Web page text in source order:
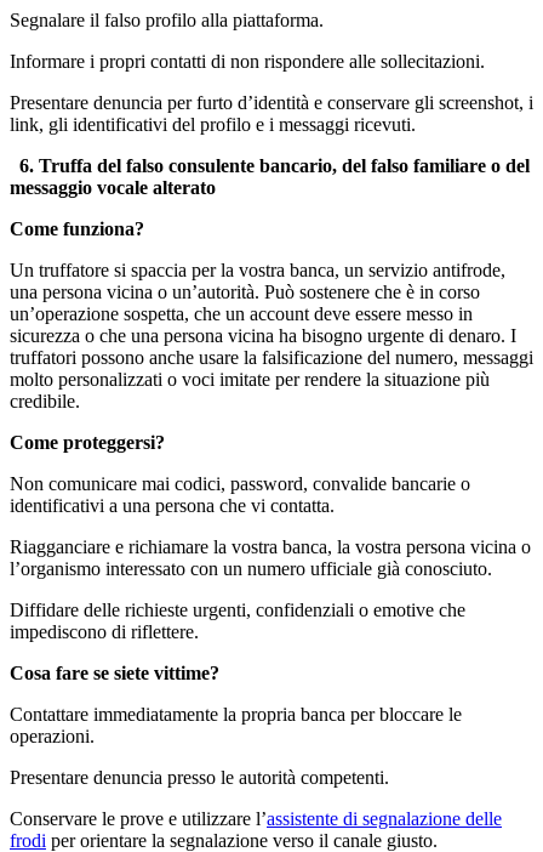
Segnalare il falso profilo alla piattaforma.
Informare i propri contatti di non rispondere alle sollecitazioni.
Presentare denuncia per furto d’identità e conservare gli screenshot, i
link, gli identificativi del profilo e i messaggi ricevuti.
6. Truffa del falso consulente bancario, del falso familiare o del
messaggio vocale alterato
Come funziona?
Un truffatore si spaccia per la vostra banca, un servizio antifrode,
una persona vicina o un’autorità. Può sostenere che è in corso
un’operazione sospetta, che un account deve essere messo in
sicurezza o che una persona vicina ha bisogno urgente di denaro. I
truffatori possono anche usare la falsificazione del numero, messaggi
molto personalizzati o voci imitate per rendere la situazione più
credibile.
Come proteggersi?
Non comunicare mai codici, password, convalide bancarie o
identificativi a una persona che vi contatta.
Riagganciare e richiamare la vostra banca, la vostra persona vicina o
l’organismo interessato con un numero ufficiale già conosciuto.
Diffidare delle richieste urgenti, confidenziali o emotive che
impediscono di riflettere.
Cosa fare se siete vittime?
Contattare immediatamente la propria banca per bloccare le
operazioni.
Presentare denuncia presso le autorità competenti.
Conservare le prove e utilizzare l’assistente di segnalazione delle
frodi per orientare la segnalazione verso il canale giusto.